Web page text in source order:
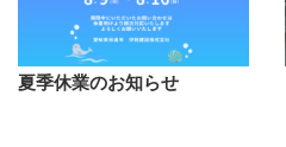
夏季休業のお知らせ